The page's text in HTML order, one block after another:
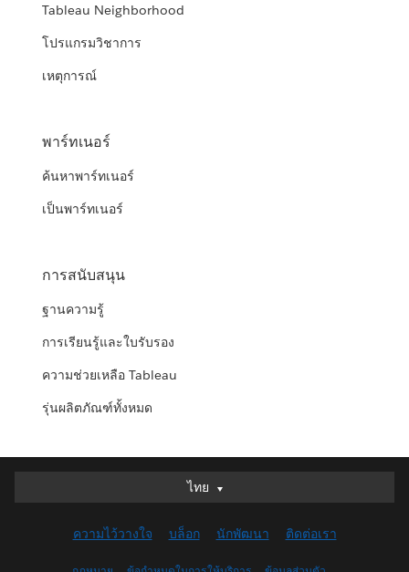
Tableau Neighborhood
โปรแกรมวิชาการ
เหตุการณ์
พาร์ทเนอร์
ค้นหาพาร์ทเนอร์
เป็นพาร์ทเนอร์
การสนับสนุน
ฐานความรู้
การเรียนรู้และใบรับรอง
ความช่วยเหลือ Tableau
รุ่นผลิตภัณฑ์ทั้งหมด
ไทย
ไทย
English (UK)
English (US)
ความไว้วางใจ บล็อก นักพัฒนา ติดต่อเรา